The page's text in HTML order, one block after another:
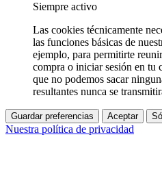
Siempre activo
Las cookies técnicamente
las funciones básicas de
ejemplo, para permitirte
compra o iniciar sesión en tu
que no podemos sacar
resultantes nunca se
Guardar preferencias Aceptar
Nuestra política de privacidad